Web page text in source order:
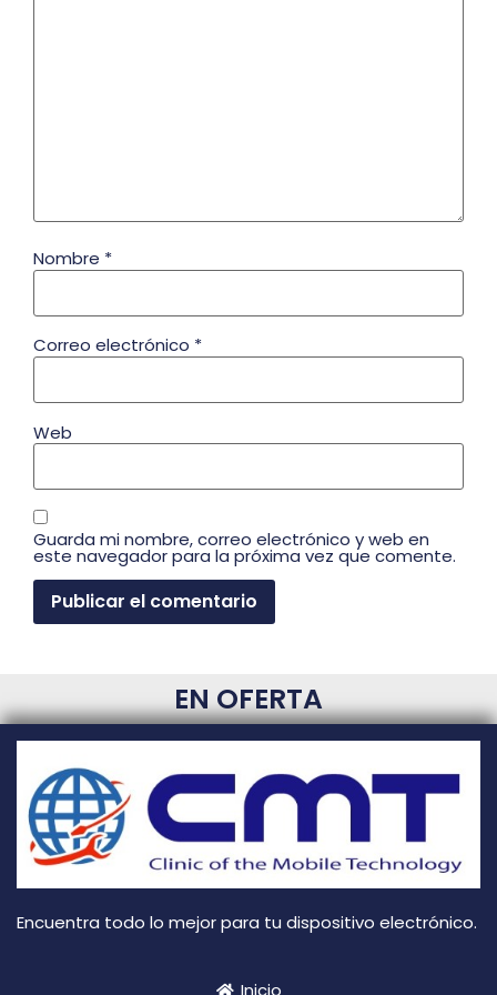
Nombre *
Correo electrónico *
Web
Guarda mi nombre, correo electrónico y web en
este navegador para la próxima vez que comente.
EN OFERTA
Encuentra todo lo mejor para tu dispositivo electrónico.